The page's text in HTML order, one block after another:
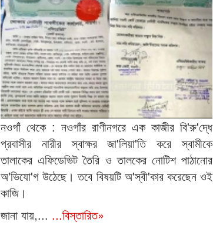
নওগাঁ থেকে : নওগাঁর রাণীনগরে এক কাজীর বি'রু'দ্ধে
প্রবাসীর নারীর স্বাক্ষর জা'লিয়া'তি করে স্বামীকে
তালাকের এফিডেভিট তৈরি ও তালকের নোটিশ পাঠানোর
অ'ভিযো'গ উঠেছে। তবে বিষয়টি অ'স্বী'কার করেছেন ওই
কাজি।
জানা যায়,... ...বিস্তারিত»